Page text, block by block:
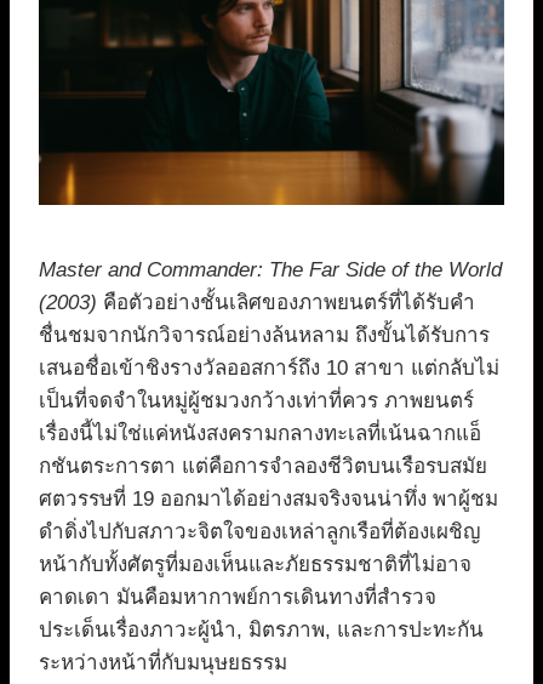
Master and Commander: The Far Side of the World
(2003) คือตัวอย่างชั้นเลิศของภาพยนตร์ที่ได้รับคำ
ชื่นชมจากนักวิจารณ์อย่างล้นหลาม ถึงขั้นได้รับการ
เสนอชื่อเข้าชิงรางวัลออสการ์ถึง 10 สาขา แต่กลับไม่
เป็นที่จดจำในหมู่ผู้ชมวงกว้างเท่าที่ควร ภาพยนตร์
เรื่องนี้ไม่ใช่แค่หนังสงครามกลางทะเลที่เน้นฉากแอ็
กชันตระการตา แต่คือการจำลองชีวิตบนเรือรบสมัย
ศตวรรษที่ 19 ออกมาได้อย่างสมจริงจนน่าทึ่ง พาผู้ชม
ดำดิ่งไปกับสภาวะจิตใจของเหล่าลูกเรือที่ต้องเผชิญ
หน้ากับทั้งศัตรูที่มองเห็นและภัยธรรมชาติที่ไม่อาจ
คาดเดา มันคือมหากาพย์การเดินทางที่สำรวจ
ประเด็นเรื่องภาวะผู้นำ, มิตรภาพ, และการปะทะกัน
ระหว่างหน้าที่กับมนุษยธรรม